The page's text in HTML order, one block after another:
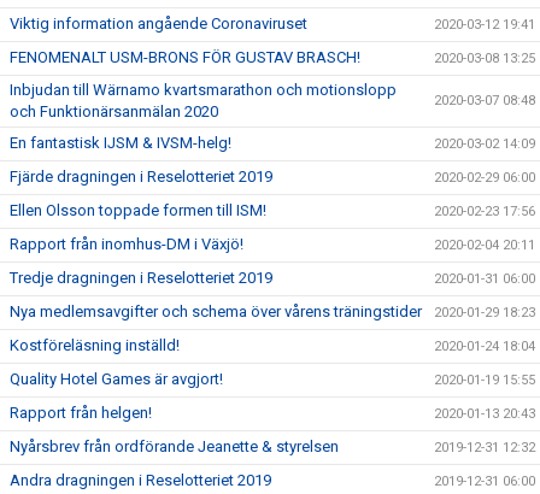
Viktig information angående Coronaviruset 2020-03-12 19:41
FENOMENALT USM-BRONS FÖR GUSTAV BRASCH! 2020-03-08 13:25
Inbjudan till Wärnamo kvartsmarathon och motionslopp
och Funktionärsanmälan 2020
2020-03-07 08:48
En fantastisk IJSM & IVSM-helg! 2020-03-02 14:09
Fjärde dragningen i Reselotteriet 2019 2020-02-29 06:00
Ellen Olsson toppade formen till ISM! 2020-02-23 17:56
Rapport från inomhus-DM i Växjö! 2020-02-04 20:11
Tredje dragningen i Reselotteriet 2019 2020-01-31 06:00
Nya medlemsavgifter och schema över vårens träningstider 2020-01-29 18:23
Kostföreläsning inställd! 2020-01-24 18:04
Quality Hotel Games är avgjort! 2020-01-19 15:55
Rapport från helgen! 2020-01-13 20:43
Nyårsbrev från ordförande Jeanette & styrelsen 2019-12-31 12:32
Andra dragningen i Reselotteriet 2019 2019-12-31 06:00